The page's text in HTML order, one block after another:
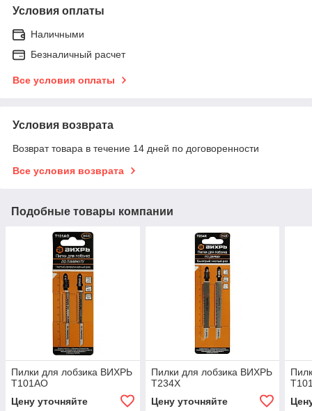
Условия оплаты
Наличными
Безналичный расчет
Все условия оплаты
Условия возврата
Возврат товара в течение 14 дней по договоренности
Все условия возврата
Подобные товары компании
Пилки для лобзика ВИХРЬ
Т101АО
Цену уточняйте
Пилки для лобзика ВИХРЬ
Т234Х
Цену уточняйте